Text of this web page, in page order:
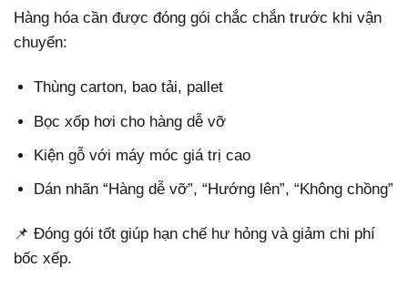
Hàng hóa cần được đóng gói chắc chắn trước khi vận
chuyển:
Thùng carton, bao tải, pallet
Bọc xốp hơi cho hàng dễ vỡ
Kiện gỗ với máy móc giá trị cao
Dán nhãn “Hàng dễ vỡ”, “Hướng lên”, “Không chồng”
📌 Đóng gói tốt giúp hạn chế hư hỏng và giảm chi phí
bốc xếp.